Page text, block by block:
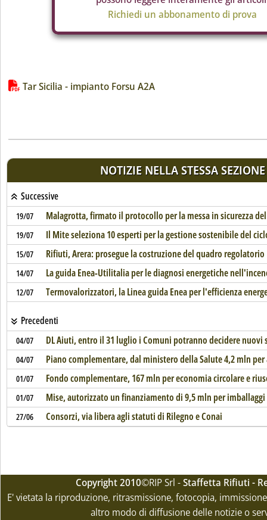
Richiedi un abbonamento di prova
Lista allegati PDF alla notizia
Tar Sicilia - impianto Forsu A2A
NOTIZIE NELLA STESSA SEZIONE
Successive
19/07 Malagrotta, firmato il protocollo per la messa in sicurezza
19/07 Il Mite seleziona 10 esperti per la gestione sostenibile del
15/07 Rifiuti, Arera: prosegue la costruzione del quadro regolatorio
14/07 La guida Enea-Utilitalia per le diagnosi energetiche
12/07 Termovalorizzatori, la Linea guida Enea per l'efficienza
Precedenti
04/07 DL Aiuti, entro il 31 luglio i Comuni potranno decidere nuovi
04/07 Piano complementare, dal ministero della Salute 4,2 mln
01/07 Fondo complementare, 167 mln per economia circolare e
01/07 Mise, autorizzato un finanziamento di 9,5 mln per
27/06 Consorzi, via libera agli statuti di Rilegno e Conai
Copyright 2010©RIP Srl -Staffetta Rifiuti -
E' vietata la riproduzione, ritrasmissione, fotocopia,
altro modo di diffusione delle notizie o